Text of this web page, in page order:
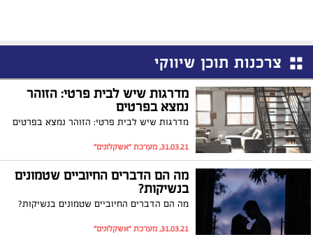
צרכנות תוכן שיווקי
מדרגות שיש לבית פרטי: הזוהר
נמצא בפרטים
מדרגות שיש לבית פרטי: הזוהר נמצא בפרטים
31.03.21, מערכת "אשקלונים"
מה הם הדברים החיוביים שטמונים
בנשיקות?
מה הם הדברים החיוביים שטמונים בנשיקות?
31.03.21, מערכת "אשקלונים"